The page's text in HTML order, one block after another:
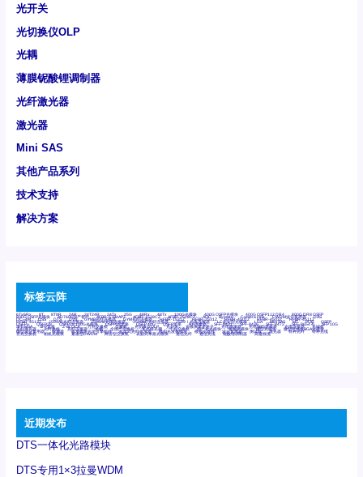
光开关
光切换仪OLP
光耦
薄膜铌酸锂调制器
光纤激光器
激光器
Mini SAS
其他产品系列
技术支持
解决方案
标签云阵
6Tx6Rx 8T 8T8R 24R 24T24R 24Tx 25G 48Rx 48Tx 100G光模块 400G OSFP光模块 400G QSFP112 DR4 800G DR8 OSFP
800G OSFP光模块 AD7606国产替代 AFBR-57B4APZ AFBR-1528CZ AFBR-2528CZ AOC Bypass Camera Link CWDM波分复用器 DAS
DC~4M DSS DTS DVS GYMB光纤连接器 GYM光纤连接器 HFBR-1531Z HFBR-2531Z HFBR-4501Z HFBR-4503Z HFBR-4511Z
HFBR-4513Z J599A6光纤连接器 J599A8光电连接器 J599MT光纤连接器 J599Ⅰ光电连接器 LC超短型光模块 LGA Mini SAS MT POB QSFP
QSFP+ QSFP28 QSFP28 100G光模块 QSFP28笼座 QSFP 40G QSFP笼座 RP连接器 SFF-8431 SFF-8436 SFF-8472 SFF-8654 4i SFP 10G
SFP MSA SFP笼座 Z-BLOCK 万兆交换机 交换机 光切换仪OLP 光开关 光模块笼子座子 光电探测器 光电编码器模块 光电连接器 光端机
光纤激光器 光纤跳线 光纤连接器 光耦 全国产交换机 军品级光耦 千兆交换机 国产化光模块 射频光模块 微型光模块 微型可插拔BGA光模块
微型波分复用器 探测器 收发模块光学引擎组件 机架式光纤收发器 模拟光发射模块 模拟光器件 波分复用器 测试版 激光器 特种光纤 特种光缆
百兆交换机 相机光模块 紧凑型DWDM 网管型交换机 表贴式单路光模块 通信光纤 通信光缆 铌酸锂调制器 高速线缆
近期发布
DTS一体化光路模块
DTS专用1×3拉曼WDM